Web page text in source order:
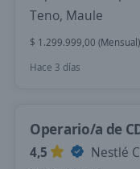
Teno, Maule
$ 1.299.999,00 (Mensual)
Hace 3 días
Operario/a de
4,5
Nestlé